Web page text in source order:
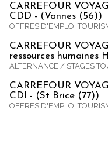
CARREFOUR
CDD - (Vannes (56))
OFFRES D'EMPLOI
CARREFOUR
ressources humaines
ALTERNANCE / STAGES
CARREFOUR
CDI - (St Brice (77))
OFFRES D'EMPLOI